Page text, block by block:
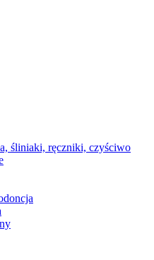
śliniaki, ręczniki, czyściwo